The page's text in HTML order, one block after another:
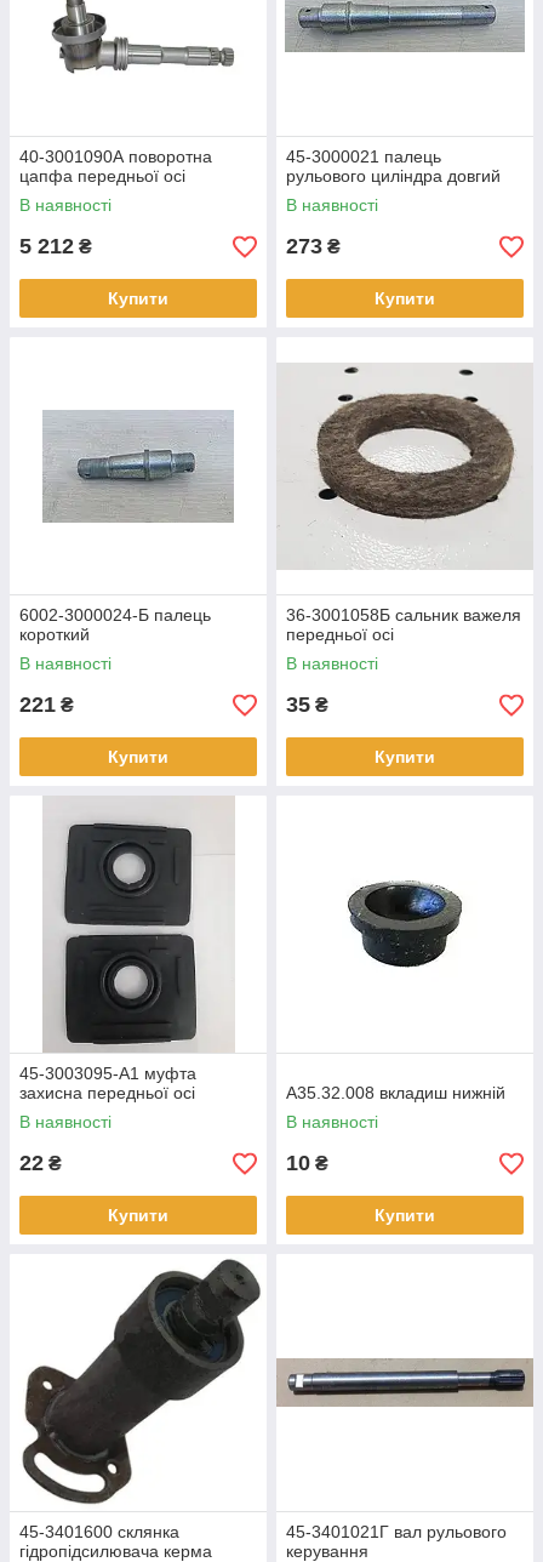
40-3001090А поворотна
цапфа передньої осі
В наявності
5 212 ₴
Купити
45-3000021 палець
рульового циліндра довгий
В наявності
273 ₴
Купити
6002-3000024-Б палець
короткий
В наявності
221 ₴
Купити
36-3001058Б сальник важеля
передньої осі
В наявності
35 ₴
Купити
45-3003095-А1 муфта
захисна передньої осі
В наявності
22 ₴
Купити
А35.32.008 вкладиш нижній
В наявності
10 ₴
Купити
45-3401600 склянка
гідропідсилювача керма
45-3401021Г вал рульового
керування